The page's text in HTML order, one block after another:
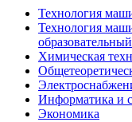
Технология
Технология
Химическая
Информатика и
Экономика